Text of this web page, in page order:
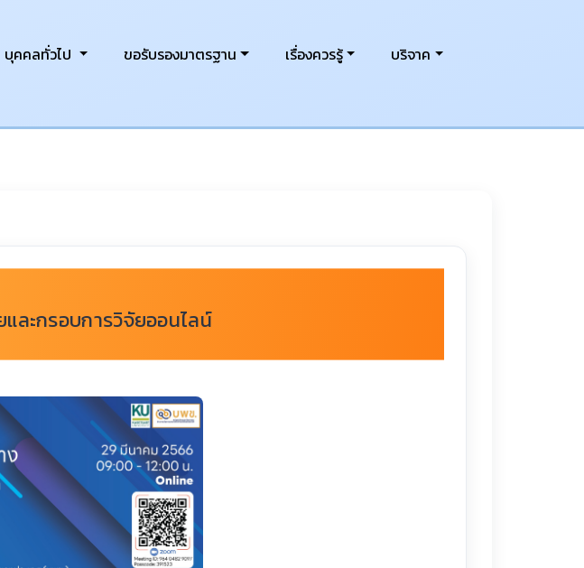
บุคคลทั่วไป ขอรับรองมาตรฐาน เรื่องควรรู้ บริจาค
ละกรอบการวิจัยออนไลน์